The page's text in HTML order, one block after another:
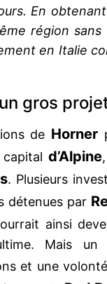
En
région sans
en Italie
gros
de Horner
d’Alpine
. Plusieurs
détenues par
ainsi
Mais
et une